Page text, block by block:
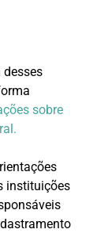
sobre
instituições